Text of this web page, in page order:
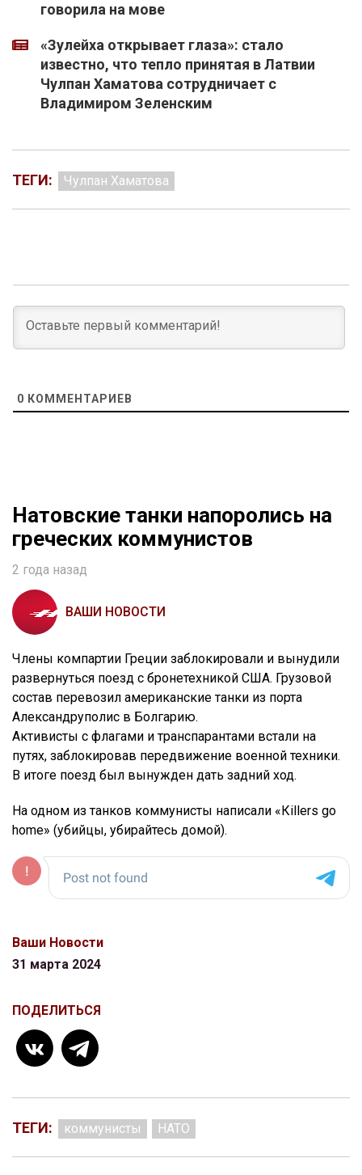
говорила на мове
«Зулейха открывает глаза»: стало
известно, что тепло принятая в Латвии
Чулпан Хаматова сотрудничает с
Владимиром Зеленским
ТЕГИ: Чулпан Хаматова
0 КОММЕНТАРИЕВ
Натовские танки напоролись на
греческих коммунистов
2 года назад
ВАШИ НОВОСТИ
Члены компартии Греции заблокировали и вынудили
развернуться поезд с бронетехникой США. Грузовой
состав перевозил американские танки из порта
Александруполис в Болгарию.
Активисты с флагами и транспарантами встали на
путях, заблокировав передвижение военной техники.
В итоге поезд был вынужден дать задний ход.
На одном из танков коммунисты написали «Кillers go
home» (убийцы, убирайтесь домой).
Ваши Новости
31 марта 2024
ПОДЕЛИТЬСЯ
ТЕГИ: коммунисты НАТО